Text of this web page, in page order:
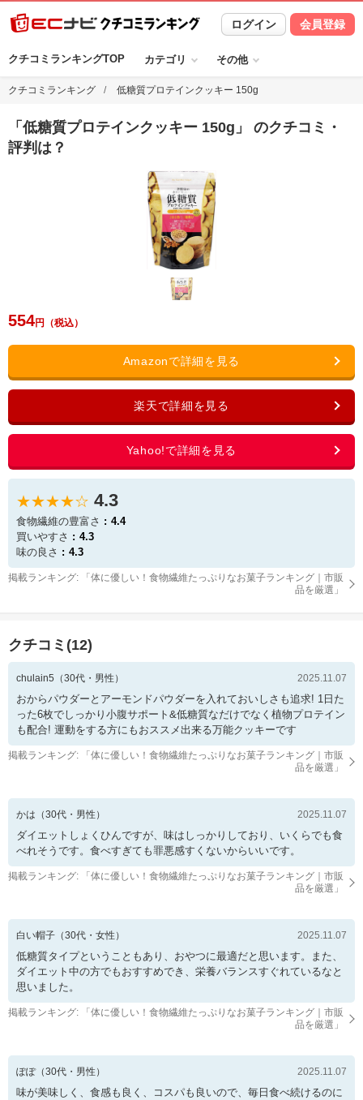
ログイン 会員登録
クチコミランキングTOP カテゴリ その他
クチコミランキング 低糖質プロテインクッキー 150g
「 低糖質プロテインクッキー 150g 」 のクチコミ・
評判は？
554
★★★★☆ 4.3
食物繊維の豊富さ
4.4
買いやすさ
4.3
味の良さ
4.3
掲載ランキング: 「 体に優しい！食物繊維たっぷりなお菓子ランキング｜市販
品を厳選 」
クチコミ(12)
chulain5 （30代・ 男性 ） 2025.11.07
おからパウダーとアーモンドパウダーを入れておいしさも追求! 1日た
った6枚でしっかり小腹サポート&低糖質なだけでなく植物プロテイン
も配合! 運動をする方にもおススメ出来る万能クッキーです
掲載ランキング: 「 体に優しい！食物繊維たっぷりなお菓子ランキング｜市販
品を厳選 」
かは （30代・ 男性 ） 2025.11.07
ダイエットしょくひんですが、味はしっかりしており、いくらでも食
べれそうです。食べすぎても罪悪感すくないからいいです。
掲載ランキング: 「 体に優しい！食物繊維たっぷりなお菓子ランキング｜市販
品を厳選 」
白い帽子 （30代・ 女性 ） 2025.11.07
低糖質タイプということもあり、おやつに最適だと思います。また、
ダイエット中の方でもおすすめでき、栄養バランスすぐれているなと
思いました。
掲載ランキング: 「 体に優しい！食物繊維たっぷりなお菓子ランキング｜市販
品を厳選 」
ぽぽ（30代・ 男性 ） 2025.11.07
味が美味しく、食感も良く、コスパも良いので、毎日食べ続けるのに